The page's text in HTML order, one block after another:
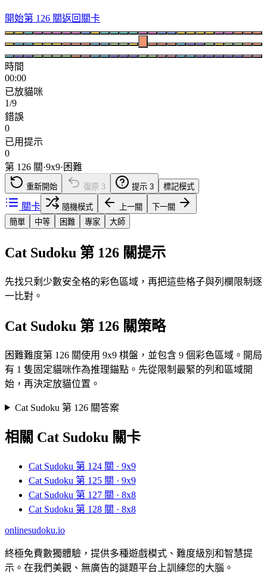
開始第 126 關返回關卡
時間
00:00
已放貓咪
1/9
錯誤
0
已用提示
0
第 126 關·9x9· 困難
重新開始 復原 3 提示 3 標記模式
關卡 隨機模式 上一關
下一關
簡單
中等 困難 專家 大師
Cat Sudoku 第 126 關提示
先找只剩少數安全格的彩色區域，再把這些格子與列欄限制逐
一比對。
Cat Sudoku 第 126 關策略
困難難度第 126 關使用 9x9 棋盤，並包含 9 個彩色區域。開局
有 1 隻固定貓咪作為推理錨點。先從限制最緊的列和區域開
始，再決定放貓位置。
Cat Sudoku 第 126 關答案
相關 Cat Sudoku 關卡
Cat Sudoku 第 124 關 · 9x9
Cat Sudoku 第 125 關 · 9x9
Cat Sudoku 第 127 關 · 8x8
Cat Sudoku 第 128 關 · 8x8
onlinesudoku.io
終極免費數獨體驗，提供多種遊戲模式、難度級別和智慧提
示。在我們美觀、無廣告的謎題平台上訓練您的大腦。